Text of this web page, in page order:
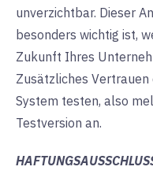
unverzichtbar. Dieser
besonders wichtig ist,
Zukunft Ihres
Zusätzliches Vertrauen
System testen, also
Testversion an.